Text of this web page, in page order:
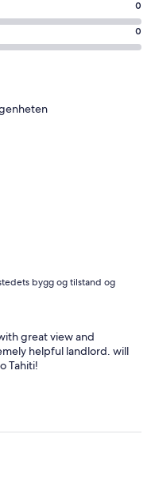
0
0
bygg og tilstand og
great view and
helpful landlord. will
Tahiti!